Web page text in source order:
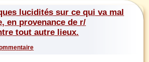
lucidités sur ce qui va mal
en provenance de r/
tout autre lieux.